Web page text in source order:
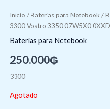
Inicio /Baterí­as para Notebook /
3300 Vostro 3350 07W5X0
Baterí­as para Notebook
250.000₲
3300
Agotado